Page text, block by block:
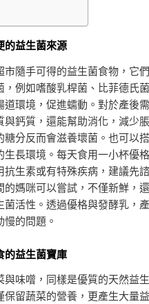
的益生菌來源
隨手可得的益生菌食物，它
，例如嗜酸乳桿菌、比菲德氏
道環境，促進蠕動。對於產後
與鈣質，還能幫助消化，減少
糖分反而會滋養壞菌。也可以
長環境。每天食用一小杯優
抗生素或有特殊疾病，建議先
的媽咪可以嘗試，不僅新鮮，
菌活性。透過優格與發酵乳，
的問題。
的益生菌寶庫
與味噌，同樣是優質的天然益
保留蔬菜的營養，更產生大量